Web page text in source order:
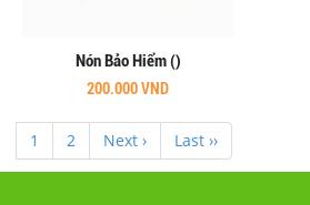
Nón Bảo Hiểm ()
200.000 VND
1 2 Next › Last ››